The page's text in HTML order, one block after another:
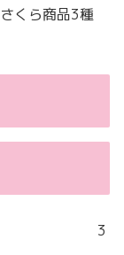
くら商品3種
3